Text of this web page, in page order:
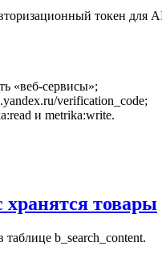
токен для
«веб-сервисы»;
verification_code;
и metrika:write.
товары
b_search_content.